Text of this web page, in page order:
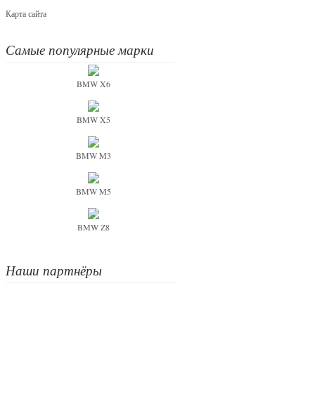
Карта сайта
Самые популярные марки
BMW X6
BMW X5
BMW M3
BMW M5
BMW Z8
Наши партнёры